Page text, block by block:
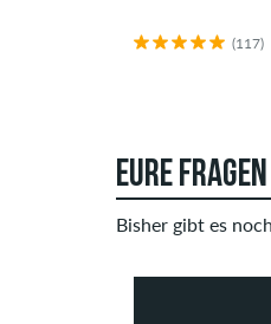
(117)
EURE
Bisher gibt es